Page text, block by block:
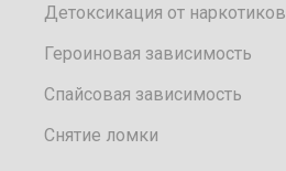
Детоксикация от наркотиков
Героиновая зависимость
Спайсовая зависимость
Снятие ломки